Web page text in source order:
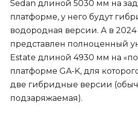
Sedan длиной 5030 мм на
платформе, у него будут
водородная версии. А в 2024
представлен полноценный
Estate длиной 4930 мм на
платформе GA-K, для
две гибридные версии
подзаряжаемая).